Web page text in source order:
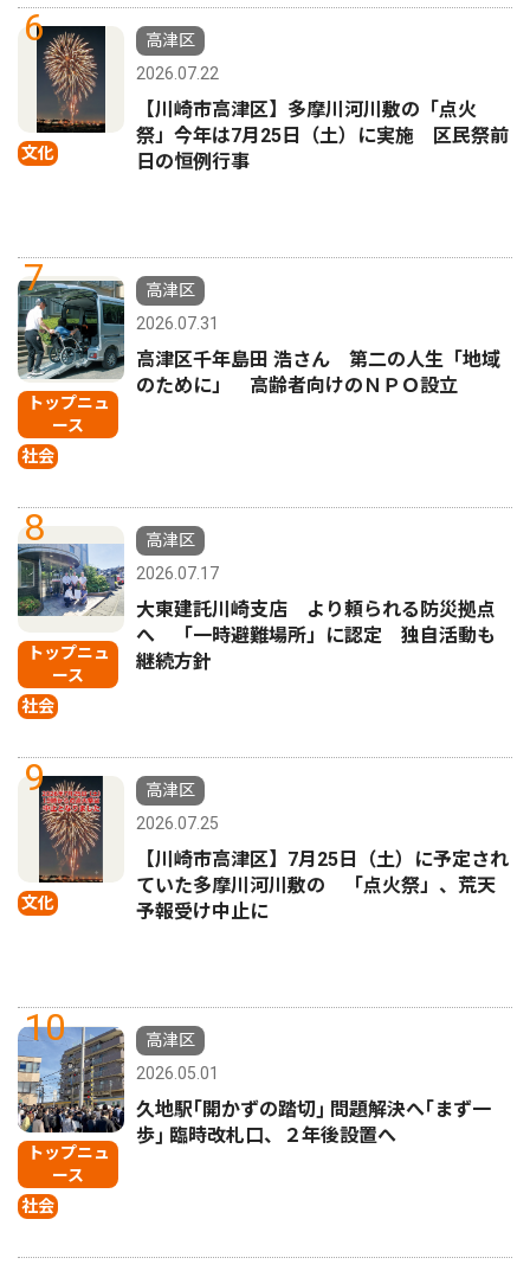
6
文化
高津区
2026.07.22
【川崎市高津区】多摩川河川敷の「点火
祭」今年は7月25日（土）に実施 区民祭前
日の恒例行事
7
トップニュ
ース
社会
高津区
2026.07.31
高津区千年島田 浩さん 第二の人生「地域
のために」 高齢者向けのＮＰＯ設立
8
トップニュ
ース
社会
高津区
2026.07.17
大東建託川崎支店 より頼られる防災拠点
へ 「一時避難場所」に認定 独自活動も
継続方針
9
文化
高津区
2026.07.25
【川崎市高津区】7月25日（土）に予定され
ていた多摩川河川敷の 「点火祭」、荒天
予報受け中止に
10
トップニュ
ース
社会
高津区
2026.05.01
久地駅｢開かずの踏切｣ 問題解決へ｢まず一
歩｣ 臨時改札口、２年後設置へ